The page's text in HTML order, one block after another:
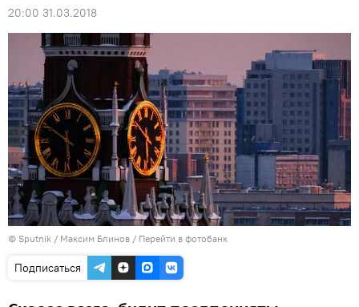
20:00 31.03.2018
© Sputnik / Максим Блинов / Перейти в фотобанк
Подписаться